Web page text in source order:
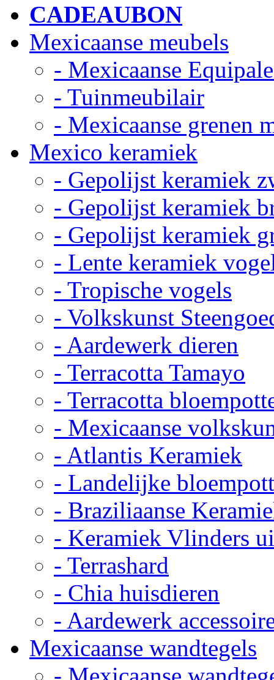
CADEAUBON
Mexicaanse meubels
- Mexicaanse
- Tuinmeubilair
- Mexicaanse grenen
Mexico keramiek
- Gepolijst keramiek
- Gepolijst keramiek
- Gepolijst keramiek
- Lente keramiek
- Tropische vogels
- Volkskunst
- Aardewerk dieren
- Terracotta Tamayo
- Terracotta
- Mexicaanse
- Atlantis Keramiek
- Landelijke
- Braziliaanse
- Keramiek Vlinders
- Terrashard
- Chia huisdieren
- Aardewerk
Mexicaanse wandtegels